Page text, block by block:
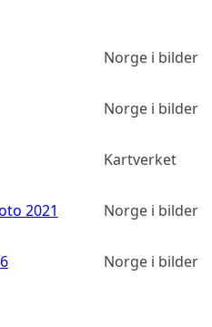
Norge i bilder
Norge i bilder
Kartverket
2021 Norge i bilder
Norge i bilder